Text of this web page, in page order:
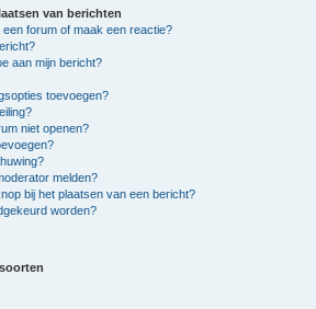
van berichten
forum of maak een reactie?
aan mijn bericht?
toevoegen?
niet openen?
melden?
bij het plaatsen van een bericht?
worden?